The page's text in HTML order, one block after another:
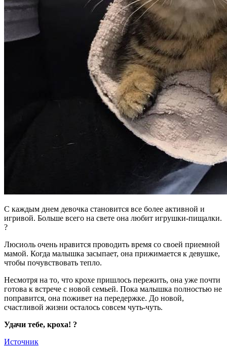
С каждым днем девочка становится все более активной и
игривой. Больше всего на свете она любит игрушки-пищалки.
?
Люсиоль очень нравится проводить время со своей приемной
мамой. Когда малышка засыпает, она прижимается к девушке,
чтобы почувствовать тепло.
Несмотря на то, что крохе пришлось пережить, она уже почти
готова к встрече с новой семьей. Пока малышка полностью не
поправится, она поживет на передержке. До новой,
счастливой жизни осталось совсем чуть-чуть.
Удачи тебе, кроха! ?
Источник